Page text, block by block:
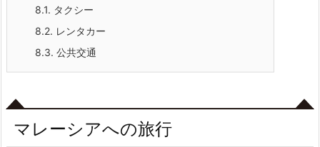
8.1. タクシー
8.2. レンタカー
8.3. 公共交通
マレーシアへの旅行